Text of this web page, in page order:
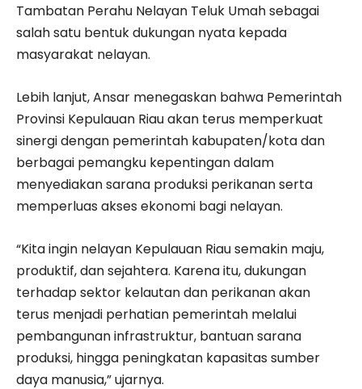
Tambatan Perahu Nelayan Teluk Umah sebagai
salah satu bentuk dukungan nyata kepada
masyarakat nelayan.
Lebih lanjut, Ansar menegaskan bahwa Pemerintah
Provinsi Kepulauan Riau akan terus memperkuat
sinergi dengan pemerintah kabupaten/kota dan
berbagai pemangku kepentingan dalam
menyediakan sarana produksi perikanan serta
memperluas akses ekonomi bagi nelayan.
“Kita ingin nelayan Kepulauan Riau semakin maju,
produktif, dan sejahtera. Karena itu, dukungan
terhadap sektor kelautan dan perikanan akan
terus menjadi perhatian pemerintah melalui
pembangunan infrastruktur, bantuan sarana
produksi, hingga peningkatan kapasitas sumber
daya manusia,” ujarnya.